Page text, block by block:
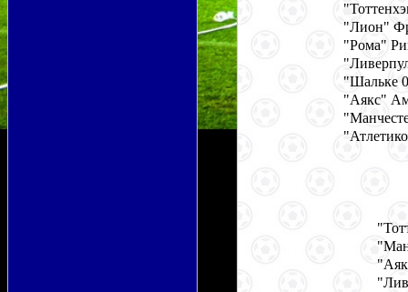
"Лион"
"Рома"
"Шальке
"Аякс"